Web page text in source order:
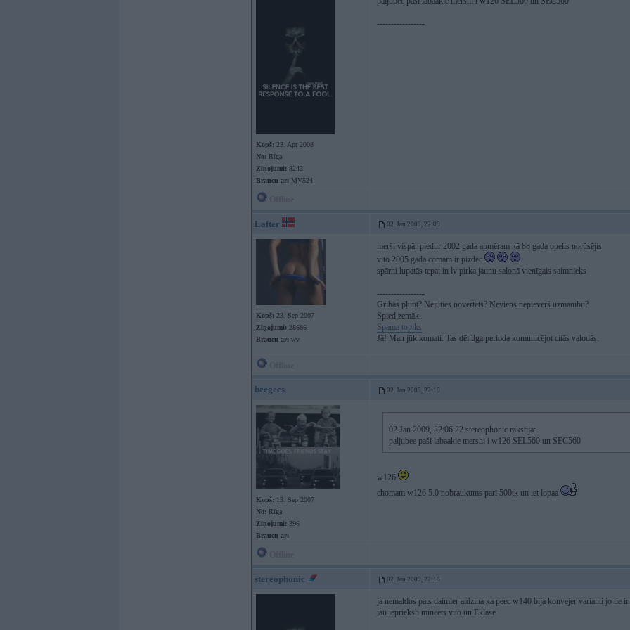
Kopš: 23. Apr 2008
No: Rīga
Ziņojumi: 8243
Braucu ar: MV524
-----------------
Lafter 02. Jan 2009, 22:09
Kopš: 23. Sep 2007
Ziņojumi: 28686
Braucu ar: wv
merši vispār piedur 2002 gada apmēram kā 88 gada opelis norūsējis
vito 2005 gada comam ir pizdec
spārni lupatās tepat in lv pirka jaunu salonā vienīgais saimnieks
-----------------
Gribās pļūtīt? Nejūties novērtēts? Neviens nepievērš uzmanību?
Spied zemāk.
Spama topiks
Jā! Man jūk komati. Tas dēļ ilga perioda komunicējot citās valodās.
beegees 02. Jan 2009, 22:10
Kopš: 13. Sep 2007
No: Rīga
Ziņojumi: 396
Braucu ar:
02 Jan 2009, 22:06:22 stereophonic rakstīja:
paljubee paši labaakie mershi i w126 SEL560 un SEC560
w126
chomam w126 5.0 nobraukums pari 500tk un iet lopaa
stereophonic 02. Jan 2009, 22:16
ja nemaldos pats daimler atdzina ka peec w140 bija konvejer varianti jo tie
jau ieprieksh mineets vito un Eklase